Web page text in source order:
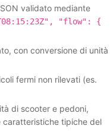
validato mediante
"flow": {
con conversione di unità
fermi non rilevati (es.
di scooter e pedoni,
caratteristiche tipiche del